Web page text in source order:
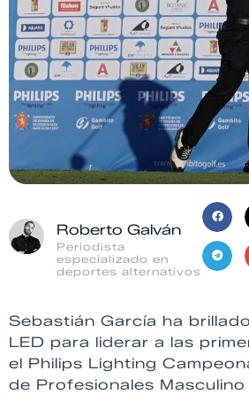
Roberto Galván
Periodista
especializado en
deportes alternativos
Sebastián García ha
LED para liderar a las
el Philips Lighting
de Profesionales